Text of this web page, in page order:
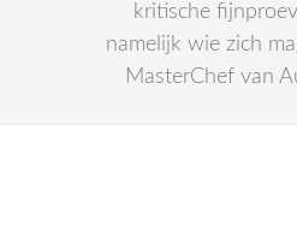
kritische
namelijk wie zich
MasterChef van